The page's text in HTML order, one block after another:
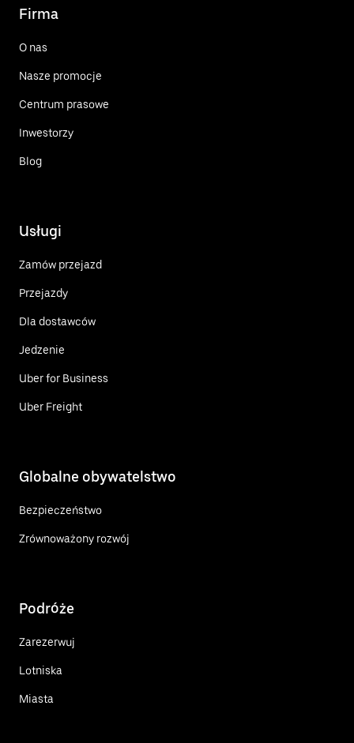
Firma
O nas
Nasze promocje
Centrum prasowe
Inwestorzy
Blog
Usługi
Zamów przejazd
Przejazdy
Dla dostawców
Jedzenie
Uber for Business
Uber Freight
Globalne obywatelstwo
Bezpieczeństwo
Zrównoważony rozwój
Podróże
Zarezerwuj
Lotniska
Miasta